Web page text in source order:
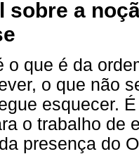
sobre a
o que é da
o que não
esquecer.
o trabalho de
presença do